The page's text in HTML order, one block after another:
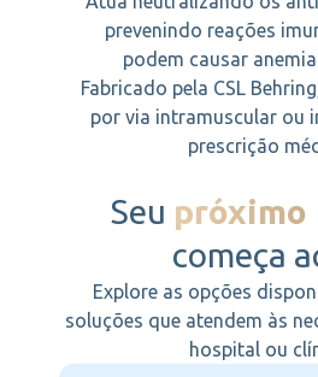
prevenindo reações
podem causar
Fabricado pela CSL
por via intramuscular ou
prescrição
Seu próximo
começa
Explore as opções
soluções que atendem às
hospital ou